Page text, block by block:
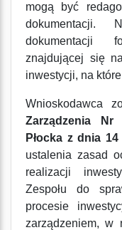
mogą być
dokumentacji.
dokumentacji
znajdującej się
inwestycji, na
Wnioskodawca
Zarządzenia Nr
Płocka z dnia
ustalenia zasad
realizacji
Zespołu do
procesie
zarządzeniem, w